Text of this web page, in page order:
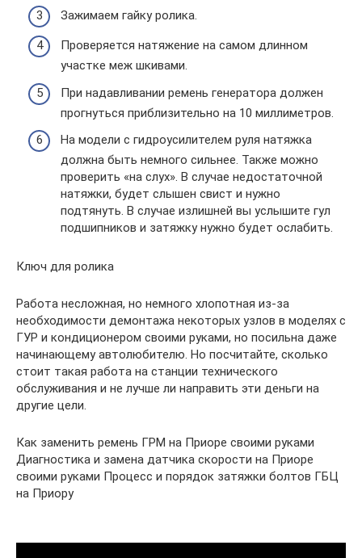
Зажимаем гайку ролика.
Проверяется натяжение на самом длинном
участке меж шкивами.
При надавливании ремень генератора должен
прогнуться приблизительно на 10 миллиметров.
На модели с гидроусилителем руля натяжка
должна быть немного сильнее. Также можно
проверить «на слух». В случае недостаточной
натяжки, будет слышен свист и нужно
подтянуть. В случае излишней вы услышите гул
подшипников и затяжку нужно будет ослабить.
Ключ для ролика
Работа несложная, но немного хлопотная из-за
необходимости демонтажа некоторых узлов в моделях с
ГУР и кондиционером своими руками, но посильна даже
начинающему автолюбителю. Но посчитайте, сколько
стоит такая работа на станции технического
обслуживания и не лучше ли направить эти деньги на
другие цели.
Как заменить ремень ГРМ на Приоре своими руками
Диагностика и замена датчика скорости на Приоре
своими руками Процесс и порядок затяжки болтов ГБЦ
на Приору